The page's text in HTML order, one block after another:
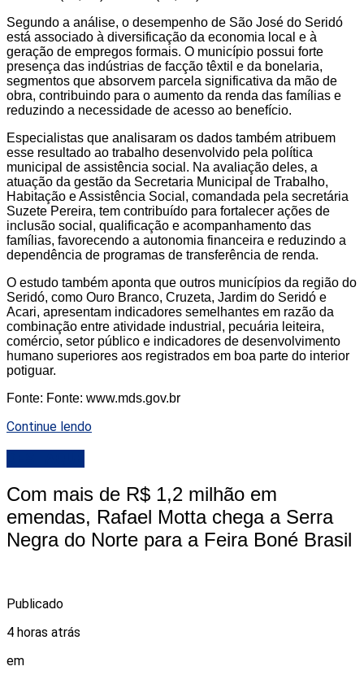
Segundo a análise, o desempenho de São José do Seridó
está associado à diversificação da economia local e à
geração de empregos formais. O município possui forte
presença das indústrias de facção têxtil e da bonelaria,
segmentos que absorvem parcela significativa da mão de
obra, contribuindo para o aumento da renda das famílias e
reduzindo a necessidade de acesso ao benefício.
Especialistas que analisaram os dados também atribuem
esse resultado ao trabalho desenvolvido pela política
municipal de assistência social. Na avaliação deles, a
atuação da gestão da Secretaria Municipal de Trabalho,
Habitação e Assistência Social, comandada pela secretária
Suzete Pereira, tem contribuído para fortalecer ações de
inclusão social, qualificação e acompanhamento das
famílias, favorecendo a autonomia financeira e reduzindo a
dependência de programas de transferência de renda.
O estudo também aponta que outros municípios da região do
Seridó, como Ouro Branco, Cruzeta, Jardim do Seridó e
Acari, apresentam indicadores semelhantes em razão da
combinação entre atividade industrial, pecuária leiteira,
comércio, setor público e indicadores de desenvolvimento
humano superiores aos registrados em boa parte do interior
potiguar.
Fonte: Fonte: www.mds.gov.br
Continue lendo
Com mais de R$ 1,2 milhão em
emendas, Rafael Motta chega a Serra
Negra do Norte para a Feira Boné Brasil
Publicado
4 horas atrás
em